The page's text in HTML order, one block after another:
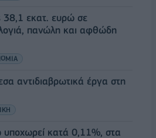
38,1 εκατ. ευρώ σε
πανώλη και αφθώδη
αντιδιαβρωτικά έργα στη
κατά 0,11%, στα